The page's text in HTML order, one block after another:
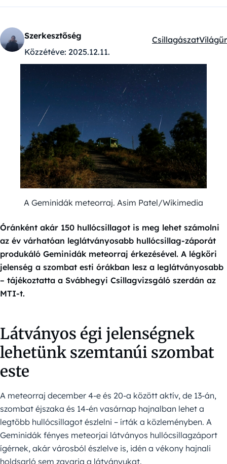
Szerkesztőség
Közzétéve: 2025.12.11.
Kategóriák:
CsillagászatVilágűr
A Geminidák meteorraj. Asim Patel/Wikimedia
Óránként akár 150 hullócsillagot is meg lehet számolni
az év várhatóan leglátványosabb hullócsillag-záporát
produkáló Geminidák meteorraj érkezésével. A légköri
jelenség a szombat esti órákban lesz a leglátványosabb
– tájékoztatta a Svábhegyi Csillagvizsgáló szerdán az
MTI-t.
Látványos égi jelenségnek
lehetünk szemtanúi szombat
este
A meteorraj december 4-e és 20-a között aktív, de 13-án,
szombat éjszaka és 14-én vasárnap hajnalban lehet a
legtöbb hullócsillagot észlelni – írták a közleményben. A
Geminidák fényes meteorjai látványos hullócsillagzáport
ígérnek, akár városból észlelve is, idén a vékony hajnali
holdsarló sem zavarja a látványukat.